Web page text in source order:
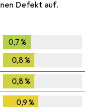
Defekt auf.
0,7 %
0,8 %
0,8 %
0,9 %